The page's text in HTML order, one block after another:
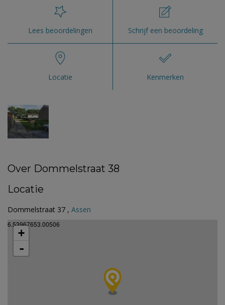
Lees beoordelingen Schrijf een beoordeling
Locatie Kenmerken
Over Dommelstraat 38
Locatie
Dommelstraat 37 , Assen
6.53967653.00506
+
-